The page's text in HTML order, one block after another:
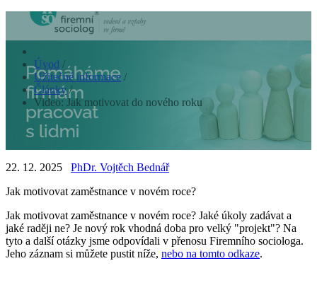
Úvod /
Užitečné informace /
Články /
Video: Jak motivovat do nového roku
22. 12. 2025
PhDr. Vojtěch Bednář
Jak motivovat zaměstnance v novém roce?
Jak motivovat zaměstnance v novém roce? Jaké úkoly zadávat a
jaké raději ne? Je nový rok vhodná doba pro velký "projekt"? Na
tyto a další otázky jsme odpovídali v přenosu Firemního sociologa.
Jeho záznam si můžete pustit níže, nebo na tomto odkaze.